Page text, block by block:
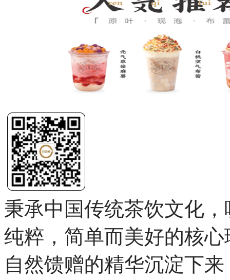
饮料 奶茶网站设计
秉承中国传统茶饮文化
纯粹，简单而美好的核
自然馈赠的精华沉淀下